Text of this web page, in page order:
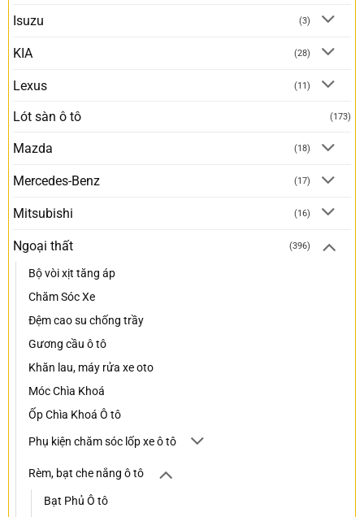
Isuzu (3)
KIA (28)
Lexus (11)
Lót sàn ô tô (173)
Mazda (18)
Mercedes-Benz (17)
Mitsubishi (16)
Ngoại thất (396)
Bộ vòi xịt tăng áp
Chăm Sóc Xe
Đệm cao su chống trầy
Gương cầu ô tô
Khăn lau, máy rửa xe oto
Móc Chìa Khoá
Ốp Chìa Khoá Ô tô
Phụ kiện chăm sóc lốp xe ô tô
Rèm, bạt che nắng ô tô
Bạt Phủ Ô tô